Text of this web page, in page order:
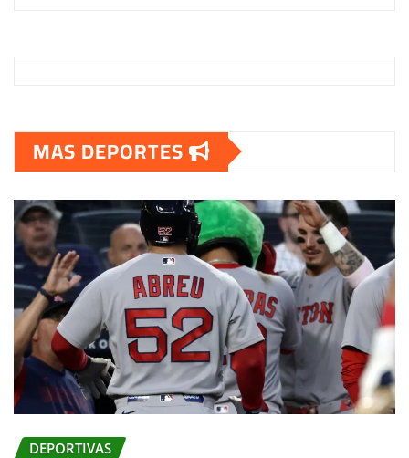
MAS DEPORTES
DEPORTIVAS